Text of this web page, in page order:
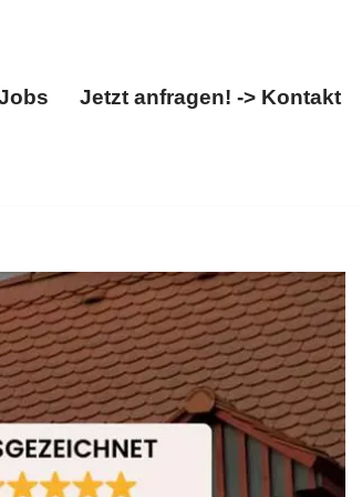
Jetzt anfragen! -> Kontakt
✓Dachdecker, ✓Dacheindeckung,